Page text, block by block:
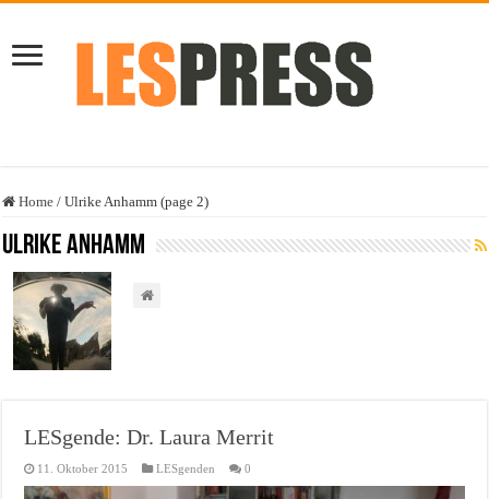
Home / Ulrike Anhamm (page 2)
Ulrike Anhamm
LESgende: Dr. Laura Merrit
11. Oktober 2015 LESgenden 0